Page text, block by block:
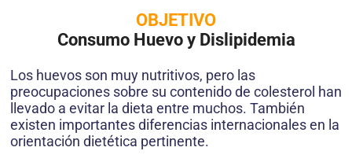
OBJETIVO
Consumo Huevo y Dislipidemia
Los huevos son muy nutritivos, pero las
preocupaciones sobre su contenido de colesterol han
llevado a evitar la dieta entre muchos. También
existen importantes diferencias internacionales en la
orientación dietética pertinente.